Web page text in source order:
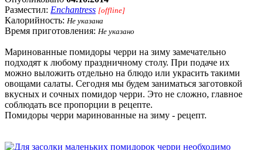
Разместил: Enchantress [offline]
Калорийность: Не указана
Время приготовления: Не указано
Маринованные помидоры черри на зиму замечательно
подходят к любому праздничному столу. При подаче их
можно выложить отдельно на блюдо или украсить такими
овощами салаты. Сегодня мы будем заниматься заготовкой
вкусных и сочных помидор черри. Это не сложно, главное
соблюдать все пропорции в рецепте.
Помидоры черри маринованные на зиму - рецепт.